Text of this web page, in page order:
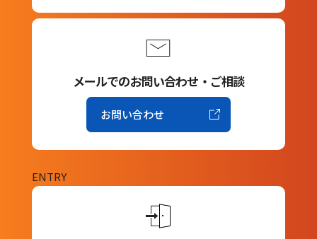
メールでのお問い合わせ・ご相談
お問い合わせ
ENTRY